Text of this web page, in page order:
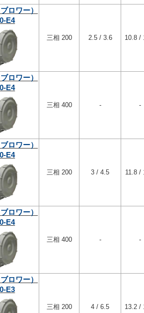
ロワー）
E4
三相 200 2.5 / 3.6 10.8 /
ロワー）
E4
三相 400 - -
ロワー）
E4
三相 200 3 / 4.5 11.8 /
ロワー）
E4
三相 400 - -
ロワー）
E3
三相 200 4 / 6.5 13.2 /